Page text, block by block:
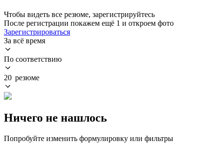
Чтобы видеть все резюме, зарегистрируйтесь
После регистрации покажем ещё 1 и откроем фото
Зарегистрироваться
За всё время
По соответствию
20 резюме
Ничего не нашлось
Попробуйте изменить формулировку или фильтры